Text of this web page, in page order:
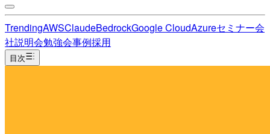
TrendingAWSClaudeBedrockGoogle CloudAzureセミナー会
社説明会勉強会事例採用
目次